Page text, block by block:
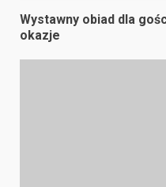
Wystawny obiad dla
okazje